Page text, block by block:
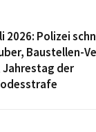
2026: Polizei
Baustellen-
der